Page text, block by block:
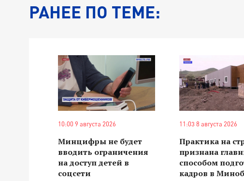
РАНЕЕ ПО ТЕМЕ:
10:00 9 августа 2026
Минцифры не будет
вводить ограничения
на доступ детей в
соцсети
11:03 8 августа 2026
Практика на
признана
способом
кадров в